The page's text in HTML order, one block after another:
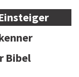
Bibel